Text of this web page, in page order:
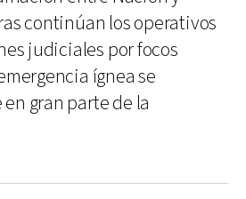
continúan los operativos
judiciales por focos
ígnea se
gran parte de la